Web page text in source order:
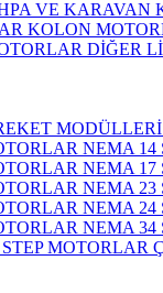
KOLON
DİĞER
NEMA 14
NEMA 17
NEMA 23
NEMA 24
NEMA 34